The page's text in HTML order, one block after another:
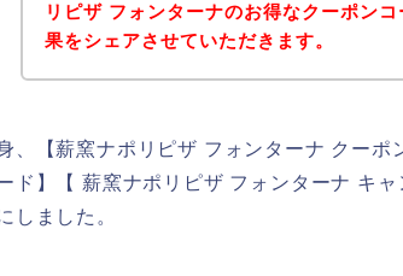
リピザ フォンターナのお得なクーポン
果をシェアさせていただきます。
、【薪窯ナポリピザ フォンターナ クー
ド】【 薪窯ナポリピザ フォンターナ キ
しました。